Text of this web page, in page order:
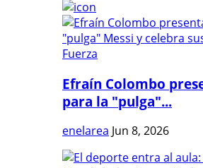
Efraín Colombo
para la "pulga"...
enelarea Jun 8, 2026